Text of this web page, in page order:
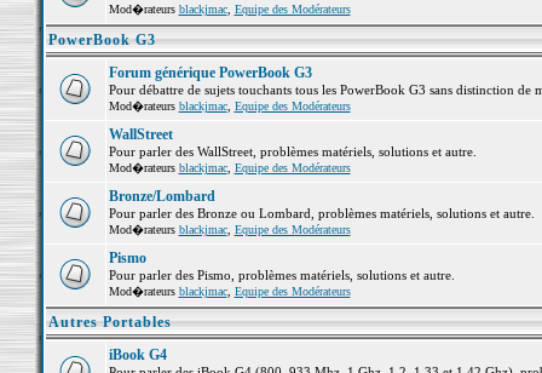
Mod�rateurs blackjmac, Equipe des Modérateurs
PowerBook G3
Forum générique PowerBook G3
Pour débattre de sujets touchants tous les PowerBook G3 sans distinction de
Mod�rateurs blackjmac, Equipe des Modérateurs
WallStreet
Pour parler des WallStreet, problèmes matériels, solutions et autre.
Mod�rateurs blackjmac, Equipe des Modérateurs
Bronze/Lombard
Pour parler des Bronze ou Lombard, problèmes matériels, solutions et autre.
Mod�rateurs blackjmac, Equipe des Modérateurs
Pismo
Pour parler des Pismo, problèmes matériels, solutions et autre.
Mod�rateurs blackjmac, Equipe des Modérateurs
Autres Portables
iBook G4